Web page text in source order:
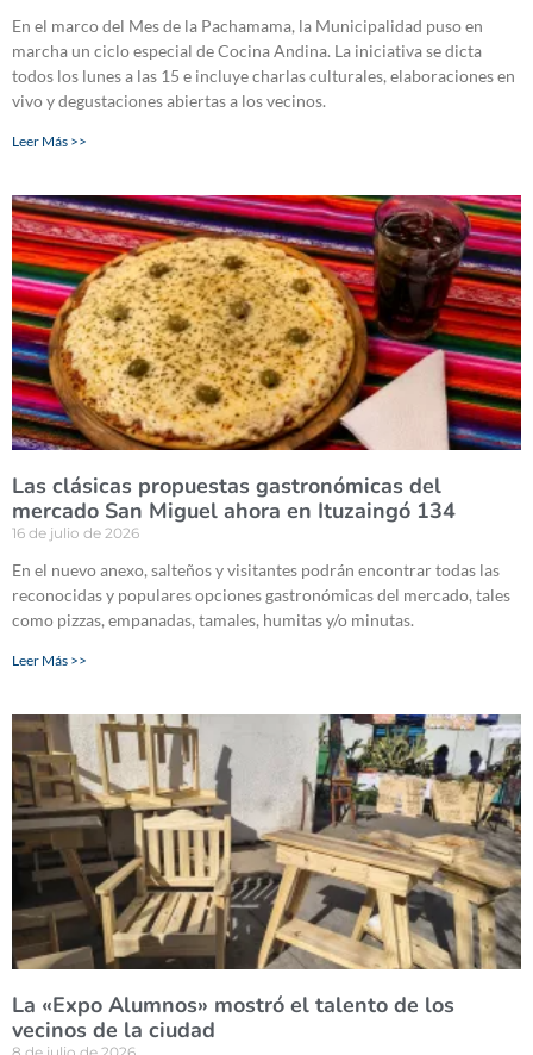
En el marco del Mes de la Pachamama, la Municipalidad puso en
marcha un ciclo especial de Cocina Andina. La iniciativa se dicta
todos los lunes a las 15 e incluye charlas culturales, elaboraciones en
vivo y degustaciones abiertas a los vecinos.
Leer Más >>
Las clásicas propuestas gastronómicas del
mercado San Miguel ahora en Ituzaingó 134
16 de julio de 2026
En el nuevo anexo, salteños y visitantes podrán encontrar todas las
reconocidas y populares opciones gastronómicas del mercado, tales
como pizzas, empanadas, tamales, humitas y/o minutas.
Leer Más >>
La «Expo Alumnos» mostró el talento de los
vecinos de la ciudad